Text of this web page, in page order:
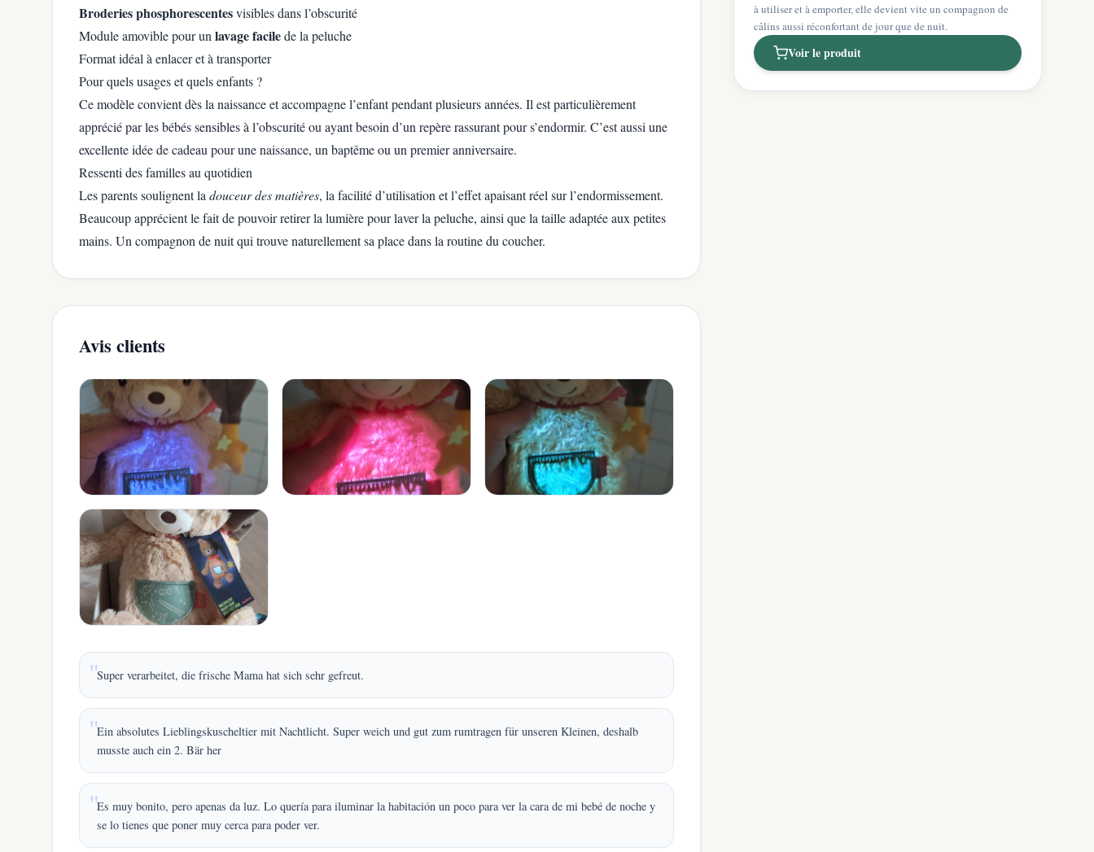
Broderies phosphorescentesvisibles dans l’obscurité
Module amovible pour un lavage facilede la peluche
Format idéal à enlacer et à transporter
Pour quels usages et quels enfants ?
Ce modèle convient dès la naissance et accompagne l’enfant pendant plusieurs années. Il est particulièrement
apprécié par les bébés sensibles à l’obscurité ou ayant besoin d’un repère rassurant pour s’endormir. C’est aussi une
excellente idée de cadeau pour une naissance, un baptême ou un premier anniversaire.
Ressenti des familles au quotidien
Les parents soulignent la douceur des matières, la facilité d’utilisation et l’effet apaisant réel sur l’endormissement.
Beaucoup apprécient le fait de pouvoir retirer la lumière pour laver la peluche, ainsi que la taille adaptée aux petites
mains. Un compagnon de nuit qui trouve naturellement sa place dans la routine du coucher.
Avis clients
Super verarbeitet, die frische Mama hat sich sehr gefreut.
Ein absolutes Lieblingskuscheltier mit Nachtlicht. Super weich und gut zum rumtragen für unseren Kleinen, deshalb
musste auch ein 2. Bär her
Es muy bonito, pero apenas da luz. Lo quería para iluminar la habitación un poco para ver la cara de mi bebé de noche y
se lo tienes que poner muy cerca para poder ver.
à utiliser et à emporter, elle devient vite un compagnon de
câlins aussi réconfortant de jour que de nuit.
Voir le produit